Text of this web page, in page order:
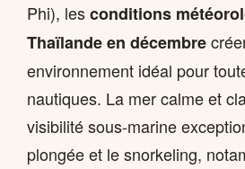
Phi), lesconditions
Thaïlande en décembre
environnement idéal pour
nautiques. La mer calme et
visibilité sous-marine
plongée et le snorkeling,